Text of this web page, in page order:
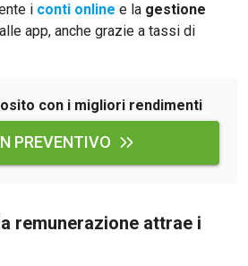
i conti online e la gestione
app, anche grazie a tassi di
con i migliori rendimenti
PREVENTIVO
remunerazione attrae i